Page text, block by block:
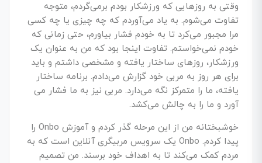
وقتی به روزهایی که ورزشکار بودم برمی­‌گردم، متوجه
تفاوت می­‌شوم. به یاد می­‌آوردم که چه چیزی یا چه کسی
مرا مجبور می­‌کرد تا به خودم فشار بیاورم، حتی زمانی که
خودم نمی­‌خواستم. تفاوت اینجا بود که من به عنوان یک
ورزشکار، روزهای ساختار یافته و مشخصی داشتم و باید
برای هر روز به مربی خود گزارش می‌­دادم. برنامه ساختار
یافته، ما را متمرکز نگه می­‌دارد. مربی نیز به ما فشار می­‌
آورد و ما را به چالش می‌­کشد.
خوشبختانه من از این مرحله گذر کردم و آموزش Onbo را
پیدا کردم. Onbo یک سرویس مربیگری آنلاین است که به
مردم کمک می‌­کند تا به اهداف خود برسند. من تصمیم